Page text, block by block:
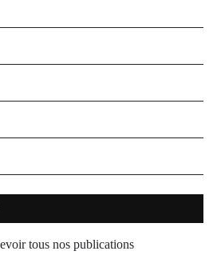
tous nos publications